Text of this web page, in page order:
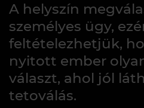
A helyszín
személyes ügy,
feltételezhetjük,
nyitott ember
választ, ahol jól
tetoválás.